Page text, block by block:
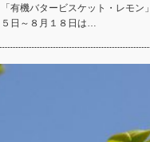
有機バタービスケット・レモン
日～８月１８日は…